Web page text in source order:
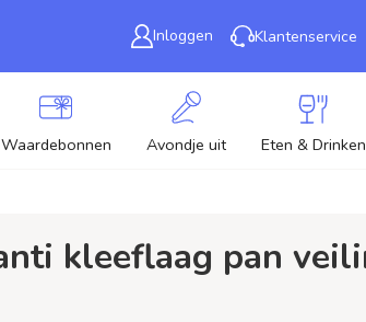
Inloggen Klantenservice
Waardebonnen Avondje uit Eten & Drinken